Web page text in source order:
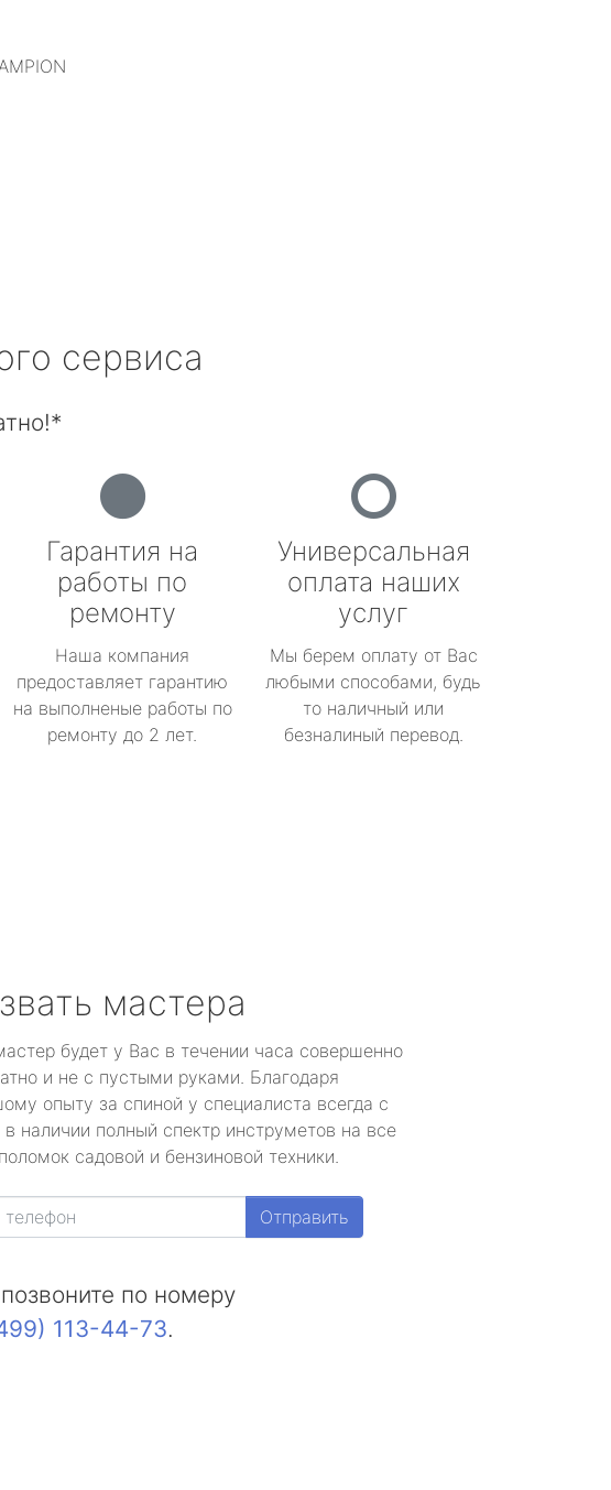
сервиса
Гарантия на
работы по
ремонту
Наша компания
предоставляет гарантию
на выполненые работы по
ремонту до 2 лет.
Универсальная
оплата наших
услуг
Мы берем оплату от Вас
любыми способами, будь
то наличный или
безналиный перевод.
мастера
будет у Вас в течении часа совершенно
и не с пустыми руками. Благодаря
опыту за спиной у специалиста всегда с
в наличии полный спектр инструметов на все
садовой и бензиновой техники.
Отправить
по номеру
113-44-73.